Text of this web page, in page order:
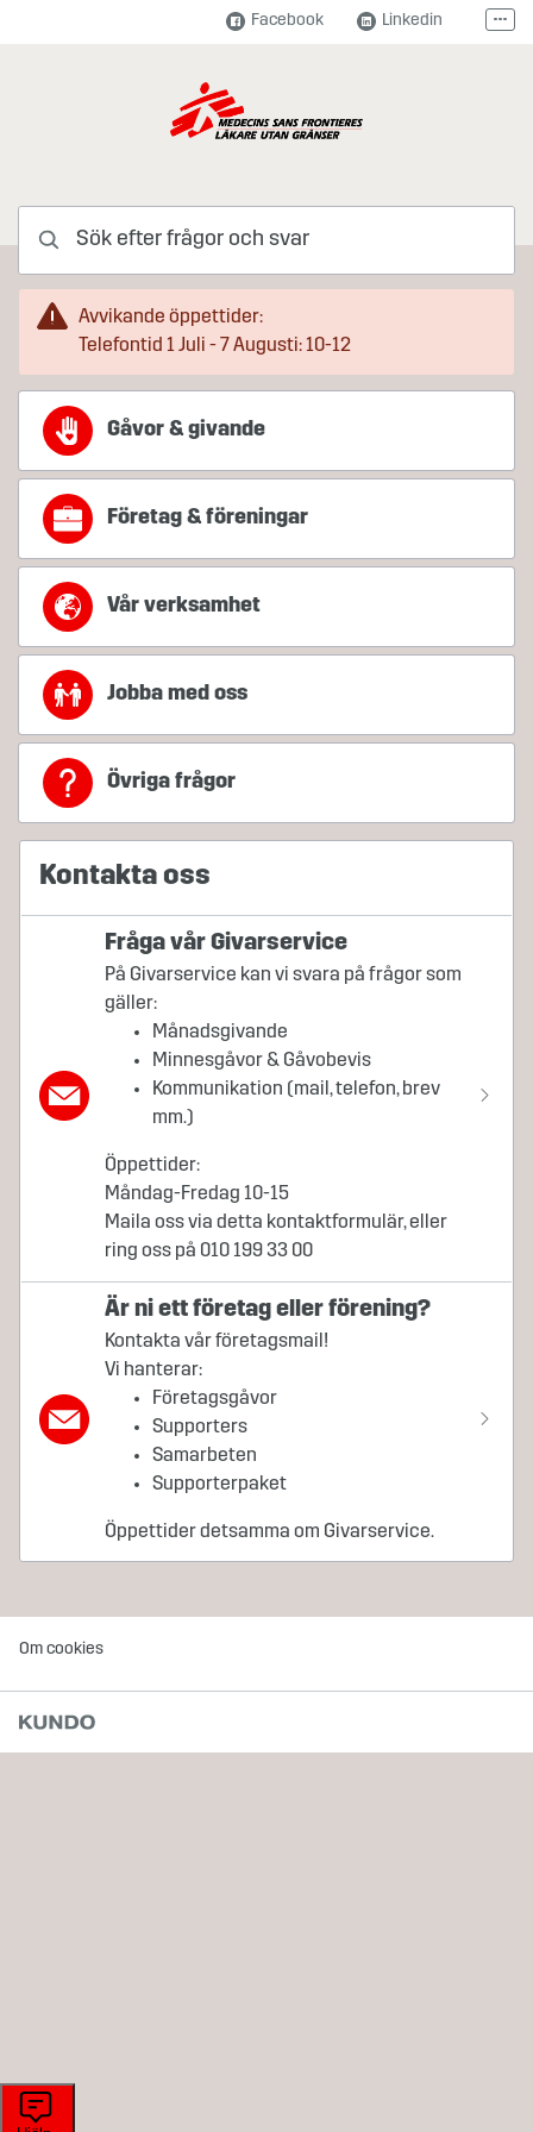
Frågor och Svar
Facebook Linkedin Fler
Avvikande öppettider:
Telefontid 1 Juli - 7 Augusti: 10-12
Gåvor & givande
Företag & föreningar
Vår verksamhet
Jobba med oss
Övriga frågor
Kontakta oss
Fråga vår Givarservice
På Givarservice kan vi svara på frågor som
gäller:
Månadsgivande
Minnesgåvor & Gåvobevis
Kommunikation (mail, telefon, brev
mm.)
Öppettider:
Måndag-Fredag 10-15
Maila oss via detta kontaktformulär, eller
ring oss på 010 199 33 00
Är ni ett företag eller förening?
Kontakta vår företagsmail!
Vi hanterar:
Företagsgåvor
Supporters
Samarbeten
Supporterpaket
Öppettider detsamma om Givarservice.
Om cookies